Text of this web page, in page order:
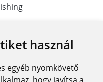
használ
egyéb nyomkövető